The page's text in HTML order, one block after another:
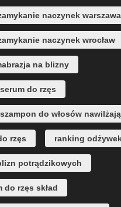
naczynek warszawa
naczynek wrocław
na blizny
do rzęs
do włosów
rzęs ranking
potrądzikowych
do rzęs skład